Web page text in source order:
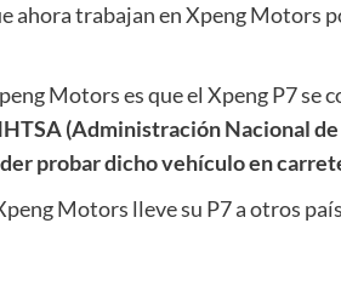
ahora trabajan en Xpeng Motors
Motors es que el Xpeng P7 se
(Administración Nacional
probar dicho vehículo en
Motors lleve su P7 a otros